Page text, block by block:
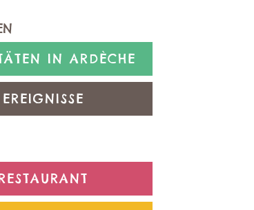
IN ARDÈCHE
EREIGNISSE